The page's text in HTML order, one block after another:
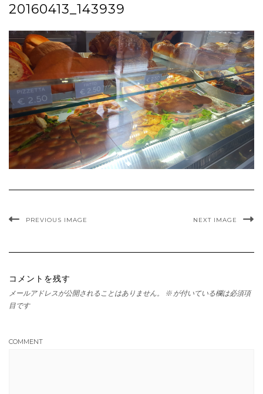
20160413_143939
PREVIOUS IMAGE NEXT IMAGE
コメントを残す
メールアドレスが公開されることはありません。 ※ が付いている欄は必須項
目です
COMMENT